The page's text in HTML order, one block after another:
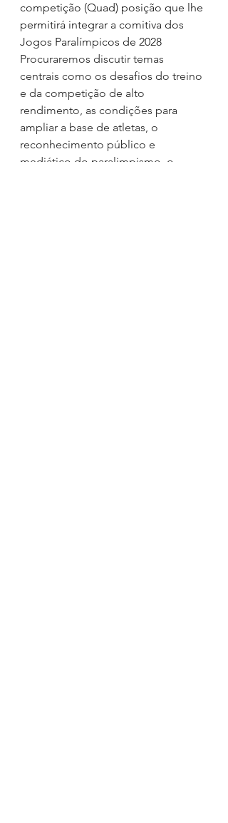
competição (Quad) posição que lhe
permitirá integrar a comitiva dos
Jogos Paralímpicos de 2028
Procuraremos discutir temas
centrais como os desafios do treino
e da competição de alto
rendimento, as condições para
ampliar a base de atletas, o
reconhecimento público e
mediático do paralimpismo, o